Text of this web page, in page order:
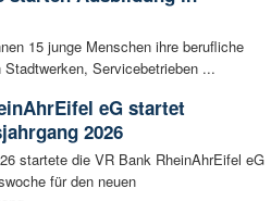
15 junge Menschen ihre berufliche
Stadtwerken, Servicebetrieben ...
eG startet
2026
startete die VR Bank RheinAhrEifel eG
für den neuen